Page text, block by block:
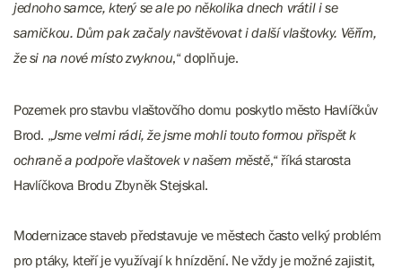
jednoho samce, který se ale po několika dnech vrátil i se
samičkou. Dům pak začaly navštěvovat i další vlaštovky. Věřím,
že si na nové místo zvyknou,“ doplňuje.
Pozemek pro stavbu vlaštovčího domu poskytlo město Havlíčkův
Brod. „Jsme velmi rádi, že jsme mohli touto formou přispět k
ochraně a podpoře vlaštovek v našem městě,“ říká starosta
Havlíčkova Brodu Zbyněk Stejskal.
Modernizace staveb představuje ve městech často velký problém
pro ptáky, kteří je využívají k hnízdění. Ne vždy je možné zajistit,